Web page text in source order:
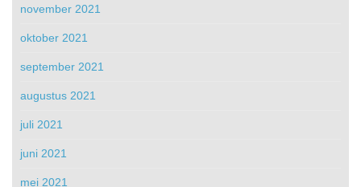
november 2021
oktober 2021
september 2021
augustus 2021
juli 2021
juni 2021
mei 2021